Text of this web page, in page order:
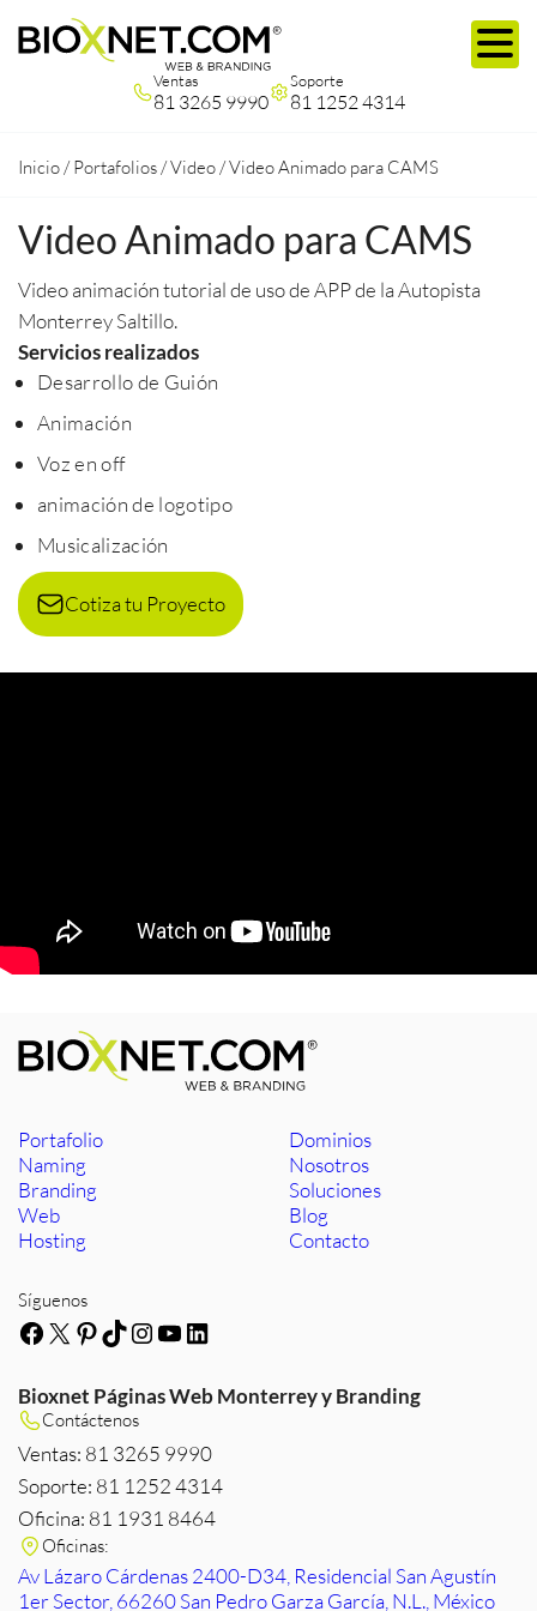
Ventas
81 3265 9990
Soporte
81 1252 4314
Inicio /Portafolios /Video /Video Animado para CAMS
Video Animado para CAMS
Video animación tutorial de uso de APP de la Autopista
Monterrey Saltillo.
Servicios realizados
Desarrollo de Guión
Animación
Voz en off
animación de logotipo
Musicalización
Cotiza tu Proyecto
Portafolio
Naming
Branding
Web
Hosting
Dominios
Nosotros
Soluciones
Blog
Contacto
Síguenos
Facebook
X Pinterest
TikTok
Instagram
YouTube
LinkedIn
Bioxnet Páginas Web Monterrey y Branding
Contáctenos
Ventas: 81 3265 9990
Soporte: 81 1252 4314
Oficina: 81 1931 8464
Oficinas:
Av Lázaro Cárdenas 2400-D34, Residencial San Agustín
1er Sector, 66260 San Pedro Garza García, N.L., México